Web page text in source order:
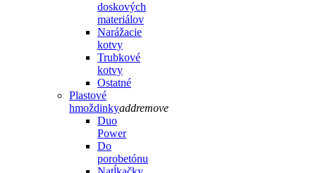
doskových
materiálov
Narážacie
kotvy
Trubkové
kotvy
Ostatné
Plastové
hmoždinkyaddremove
Duo
Power
Do
porobetónu